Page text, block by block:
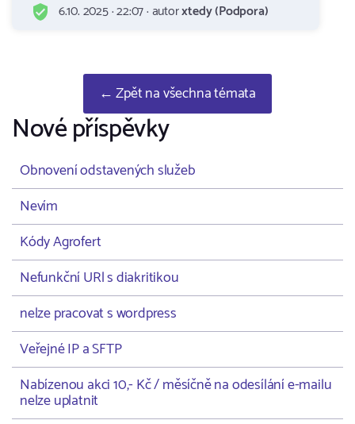
6.10. 2025 · 22:07 · autorxtedy (Podpora)
← Zpět na všechna témata
Nové příspěvky
Obnovení odstavených služeb
Nevím
Kódy Agrofert
Nefunkční URl s diakritikou
nelze pracovat s wordpress
Veřejné IP a SFTP
Nabízenou akci 10,- Kč / měsíčně na odesílání e-mailu
nelze uplatnit